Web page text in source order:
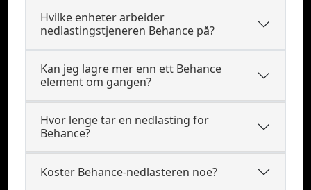
Hvilke enheter arbeider
nedlastingstjeneren Behance på?
Kan jeg lagre mer enn ett Behance
element om gangen?
Hvor lenge tar en nedlasting for
Behance?
Koster Behance-nedlasteren noe?